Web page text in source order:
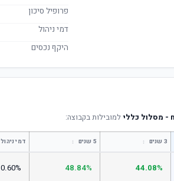
פרופיל סיכון
דמי ניהול
היקף נכסים
- מסלול כללילמובילות בקבוצה:
3 שנים ↕ 5 שנים ↕ דמי ניהול
44.08%
48.84%
0.60%